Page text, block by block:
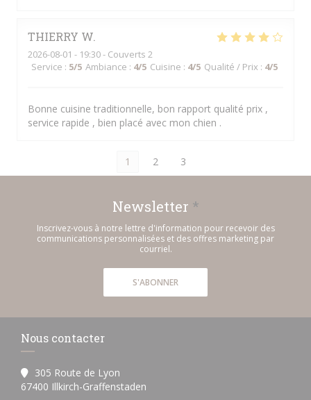
THIERRY W
2026-08-01 - 19:30 - Couverts 2
Service : 5/5 Ambiance : 4/5 Cuisine : 4/5 Qualité / Prix : 4/5
Bonne cuisine traditionnelle, bon rapport qualité prix ,
service rapide , bien placé avec mon chien .
1 2 3
Newsletter *
Inscrivez-vous à notre lettre d'information pour recevoir des
communications personnalisées et des offres marketing par
courriel.
S'ABONNER
Nous contacter
305 Route de Lyon
67400 Illkirch-Graffenstaden